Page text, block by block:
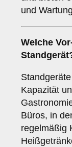
und
Welche
Standgerät
Kapazität
Büros, in
regelmäßig